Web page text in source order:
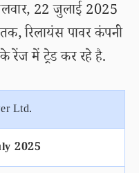
22 जुलाई 2025
रिलायंस पावर कंपनी
में ट्रेड कर रहे है.
Ltd.
2025